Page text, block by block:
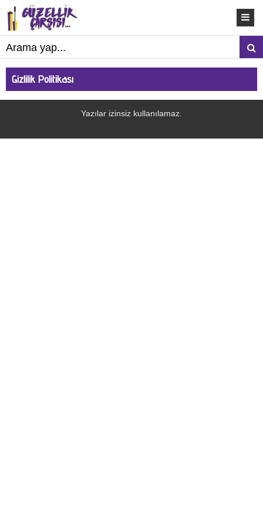
Gizlilik Politikası
Yazılar izinsiz kullanılamaz.